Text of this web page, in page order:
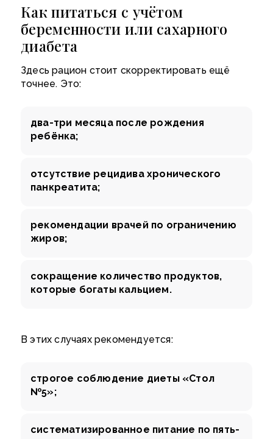
Как питаться с учётом
беременности или сахарного
диабета
Здесь рацион стоит скорректировать ещё
точнее. Это:
два-три месяца после рождения
ребёнка;
отсутствие рецидива хронического
панкреатита;
рекомендации врачей по ограничению
жиров;
сокращение количество продуктов,
которые богаты кальцием.
В этих случаях рекомендуется:
строгое соблюдение диеты «Стол
№5»;
систематизированное питание по пять-